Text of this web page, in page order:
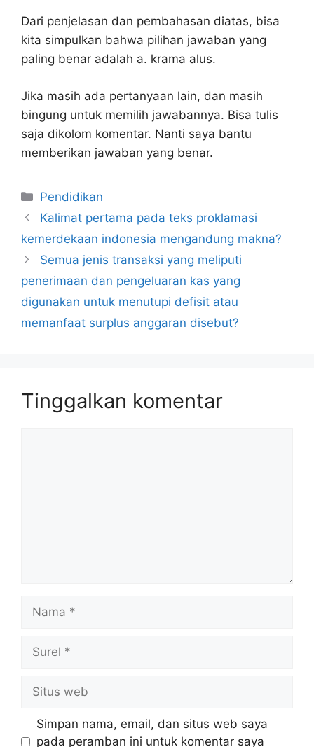
Dari penjelasan dan pembahasan diatas, bisa
kita simpulkan bahwa pilihan jawaban yang
paling benar adalah a. krama alus.
Jika masih ada pertanyaan lain, dan masih
bingung untuk memilih jawabannya. Bisa tulis
saja dikolom komentar. Nanti saya bantu
memberikan jawaban yang benar.
Kategori
Pendidikan
Kalimat pertama pada teks proklamasi
kemerdekaan indonesia mengandung makna?
Semua jenis transaksi yang meliputi
penerimaan dan pengeluaran kas yang
digunakan untuk menutupi defisit atau
memanfaat surplus anggaran disebut?
Tinggalkan komentar
web
Simpan nama, email, dan situs web saya
pada peramban ini untuk komentar saya